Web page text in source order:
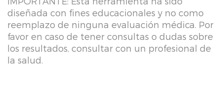
diseñada con fines educacionales y no como
reemplazo de ninguna evaluación médica. Por
favor en caso de tener consultas o dudas sobre
los resultados, consultar con un profesional de
la salud.